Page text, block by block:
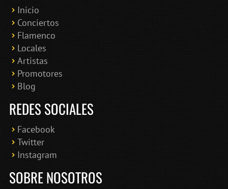
Inicio
Conciertos
Flamenco
Locales
Artistas
Promotores
Blog
REDES SOCIALES
Facebook
Twitter
Instagram
SOBRE NOSOTROS